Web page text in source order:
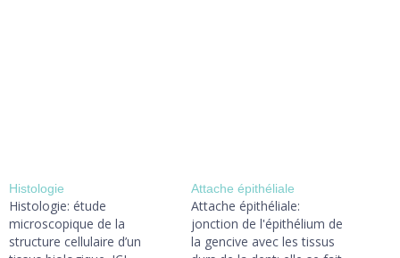
Histologie
Histologie: étude
microscopique de la
structure cellulaire d’un
Attache épithéliale
Attache épithéliale:
jonction de l'épithélium de
la gencive avec les tissus